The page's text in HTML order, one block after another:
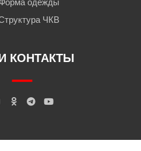
ЧКВ
КОНТАКТЫ